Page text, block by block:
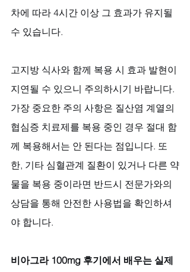
차에 따라 4시간 이상 그 효과가 유지될
수 있습니다.
고지방 식사와 함께 복용 시 효과 발현이
지연될 수 있으니 주의하시기 바랍니다.
가장 중요한 주의 사항은 질산염 계열의
협심증 치료제를 복용 중인 경우 절대 함
께 복용해서는 안 된다는 점입니다. 또
한, 기타 심혈관계 질환이 있거나 다른 약
물을 복용 중이라면 반드시 전문가와의
상담을 통해 안전한 사용법을 확인하셔
야 합니다.
비아그라 100mg 후기에서 배우는 실제